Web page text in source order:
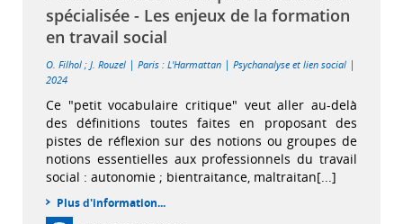
spécialisée - Les enjeux de la formation
en travail social
O. Filhol ; J. Rouzel | Paris : L'Harmattan | Psychanalyse et lien social |
2024
Ce "petit vocabulaire critique" veut aller au-delà
des définitions toutes faites en proposant des
pistes de réflexion sur des notions ou groupes de
notions essentielles aux professionnels du travail
social : autonomie ; bientraitance, maltraitan[...]
Plus d'information...